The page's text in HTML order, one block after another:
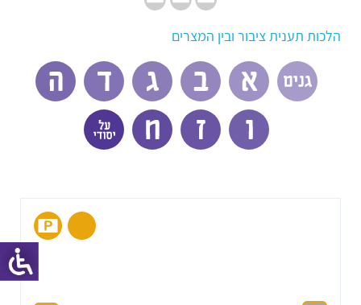
הלכות תענית ציבור ובין המצרים